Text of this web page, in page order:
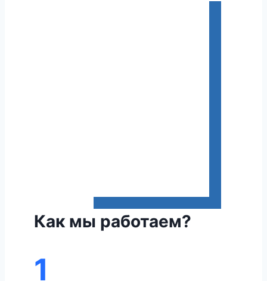
Как мы работаем?
1